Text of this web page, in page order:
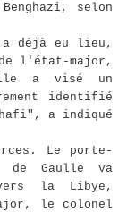
selon
a déjà eu lieu,
l'état-major,
a visé un
identifié
a indiqué
Le porte-
de Gaulle va
la Libye,
le colonel